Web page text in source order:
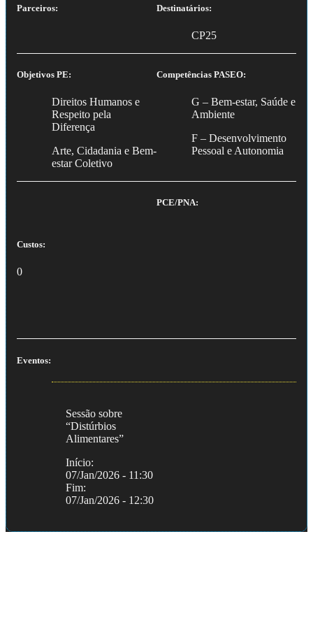
Parceiros: Destinatários:
CP25
Objetivos PE:
Direitos Humanos e
Respeito pela
Diferença
Arte, Cidadania e Bem-
estar Coletivo
Competências PASEO:
G – Bem-estar, Saúde e
Ambiente
F – Desenvolvimento
Pessoal e Autonomia
Custos:
0
PCE/PNA:
Eventos:
Sessão sobre
“Distúrbios
Alimentares”
Início:
07/Jan/2026 - 11:30
Fim:
07/Jan/2026 - 12:30